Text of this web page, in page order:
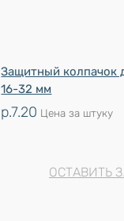
Защитный колпачок
16-32 мм
р.7.20 Цена за штуку
ОСТАВИТЬ